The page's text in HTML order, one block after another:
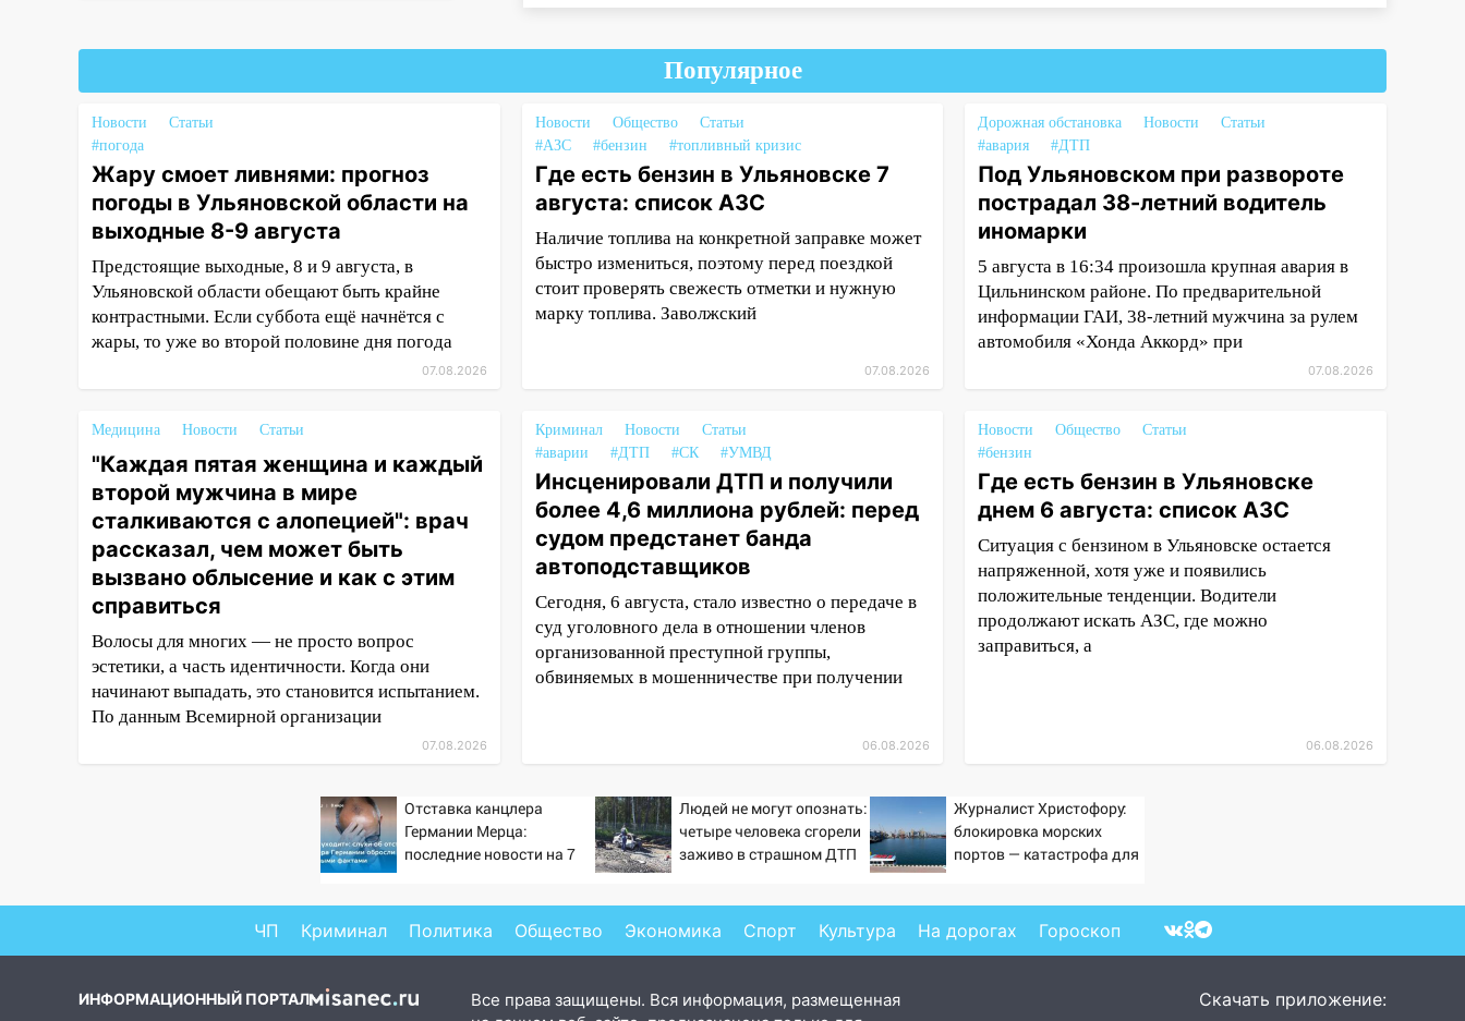
16:35 В Ульяновске установили
крупногабаритного мусора
16:26
покажут матч «Волги» под
открытым небом
16:12 В Ульяновском
госуниверситете разработают
отечественный прибор для
цифровой ПЦР
15:47
Ульяновцы могут
15:34
прокуратуры в селах
Ульяновской области привели
в порядок детские площадки
15:27 Прокуратура проверяет
капремонт школы в селе
Кивать
15:08 В Кузоватово после
прокурорской проверки
обновили разметку на
пешеходных переходах
остановку автомобилей на 50-
В Новом городе 8 августа
«Наше время» с
мотофристайлом и концертом
14:04 Жару смоет ливнями:
Популярное
Новости
Статьи
#погода
Жару смоет ливнями: прогноз
погоды в Ульяновской области на
выходные 8-9 августа
Предстоящие выходные, 8 и 9 августа, в
Ульяновской области обещают быть крайне
контрастными. Если суббота ещё начнётся с
жары, то уже во второй половине дня погода
07.08.2026
Новости Общество
Статьи
#АЗС
#бензин #топливный кризис
Где есть бензин в Ульяновске 7
августа: список АЗС
Наличие топлива на конкретной заправке может
быстро измениться, поэтому перед поездкой
стоит проверять свежесть отметки и нужную
марку топлива. Заволжский
07.08.2026
Дорожная обстановка Новости
Статьи
#авария
#ДТП
Под Ульяновском при развороте
пострадал 38-летний водитель
иномарки
5 августа в 16:34 произошла крупная авария в
Цильнинском районе. По предварительной
информации ГАИ, 38-летний мужчина за рулем
автомобиля «Хонда Аккорд» при
07.08.2026
Медицина Новости Статьи
"Каждая пятая женщина и каждый
второй мужчина в мире
сталкиваются с алопецией": врач
рассказал, чем может быть
вызвано облысение и как с этим
справиться
Волосы для многих — не просто вопрос
эстетики, а часть идентичности. Когда они
начинают выпадать, это становится испытанием.
По данным Всемирной организации
07.08.2026
Криминал Новости
Статьи
#аварии
#ДТП #СК #УМВД
Инсценировали ДТП и получили
более 4,6 миллиона рублей: перед
судом предстанет банда
автоподставщиков
Сегодня, 6 августа, стало известно о передаче в
суд уголовного дела в отношении членов
организованной преступной группы,
обвиняемых в мошенничестве при получении
06.08.2026
Новости Общество
Статьи
#бензин
Где есть бензин в Ульяновске
днем 6 августа: список АЗС
Ситуация с бензином в Ульяновске остается
напряженной, хотя уже и появились
положительные тенденции. Водители
продолжают искать АЗС, где можно
заправиться, а
06.08.2026
Отставка канцлера
Германии Мерца:
последние новости на 7
Людей не могут опознать:
четыре человека сгорели
заживо в страшном ДТП
Журналист Христофору:
блокировка морских
портов — катастрофа для
ЧП Криминал Политика Общество Экономика Спорт Культура На дорогах Гороскоп
ИНФОРМАЦИОННЫЙ ПОРТАЛ
Все права защищены. Вся информация, размещенная
Скачать приложение: